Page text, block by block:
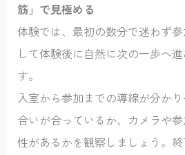
筋」で見極める
体験では、最初の数分で迷わず
して体験後に自然に次の一歩へ
す。
入室から参加までの導線が分か
合いが合っているか、カメラや
性があるかを観察しましょう。